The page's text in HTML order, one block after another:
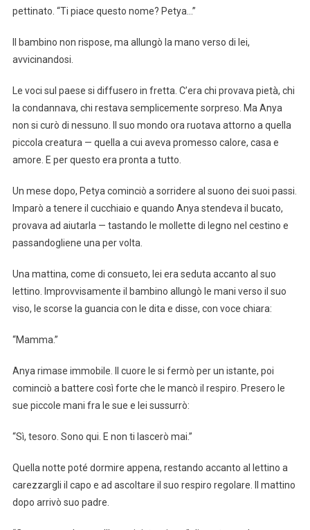
pettinato. “Ti piace questo nome? Petya…”
Il bambino non rispose, ma allungò la mano verso di lei,
avvicinandosi.
Le voci sul paese si diffusero in fretta. C’era chi provava pietà, chi
la condannava, chi restava semplicemente sorpreso. Ma Anya
non si curò di nessuno. Il suo mondo ora ruotava attorno a quella
piccola creatura — quella a cui aveva promesso calore, casa e
amore. E per questo era pronta a tutto.
Un mese dopo, Petya cominciò a sorridere al suono dei suoi passi.
Imparò a tenere il cucchiaio e quando Anya stendeva il bucato,
provava ad aiutarla — tastando le mollette di legno nel cestino e
passandogliene una per volta.
Una mattina, come di consueto, lei era seduta accanto al suo
lettino. Improvvisamente il bambino allungò le mani verso il suo
viso, le scorse la guancia con le dita e disse, con voce chiara:
“Mamma.”
Anya rimase immobile. Il cuore le si fermò per un istante, poi
cominciò a battere così forte che le mancò il respiro. Presero le
sue piccole mani fra le sue e lei sussurrò:
“Sì, tesoro. Sono qui. E non ti lascerò mai.”
Quella notte poté dormire appena, restando accanto al lettino a
carezzargli il capo e ad ascoltare il suo respiro regolare. Il mattino
dopo arrivò suo padre.